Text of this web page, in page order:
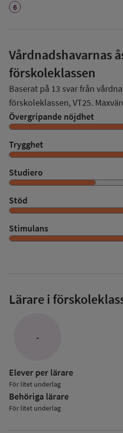
6
Vårdnadshavarnas
förskoleklassen
Baserat på 13 svar från
förskoleklassen,VT25.
Övergripande nöjdhet
Trygghet
Studiero
Stöd
Stimulans
Lärare i
-
Elever per lärare
För litet underlag
Behöriga lärare
För litet underlag